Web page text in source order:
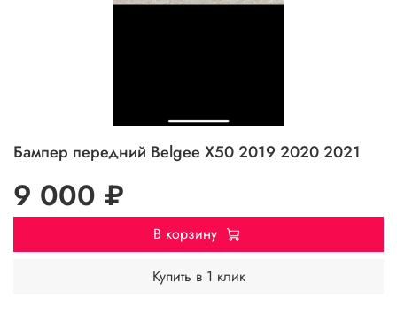
Бампер передний Belgee X50 2019 2020 2021
9 000 ₽
В корзину
Купить в 1 клик